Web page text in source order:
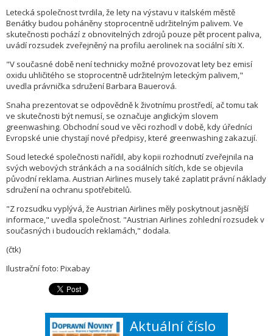
Letecká společnost tvrdila, že lety na výstavu v italském městě
Benátky budou poháněny stoprocentně udržitelným palivem. Ve
skutečnosti pochází z obnovitelných zdrojů pouze pět procent paliva,
uvádí rozsudek zveřejněný na profilu aerolinek na sociální síti X.
"V současné době není technicky možné provozovat lety bez emisí
oxidu uhličitého se stoprocentně udržitelným leteckým palivem,"
uvedla právnička sdružení Barbara Bauerová.
Snaha prezentovat se odpovědně k životnímu prostředí, ač tomu tak
ve skutečnosti být nemusí, se označuje anglickým slovem
greenwashing. Obchodní soud ve věci rozhodl v době, kdy úředníci
Evropské unie chystají nové předpisy, které greenwashing zakazují.
Soud letecké společnosti nařídil, aby kopii rozhodnutí zveřejnila na
svých webových stránkách a na sociálních sítích, kde se objevila
původní reklama. Austrian Airlines musely také zaplatit právní náklady
sdružení na ochranu spotřebitelů.
"Z rozsudku vyplývá, že Austrian Airlines měly poskytnout jasnější
informace," uvedla společnost. "Austrian Airlines zohlední rozsudek v
současných i budoucích reklamách," dodala.
(čtk)
Ilustrační foto: Pixabay
Aktuální číslo